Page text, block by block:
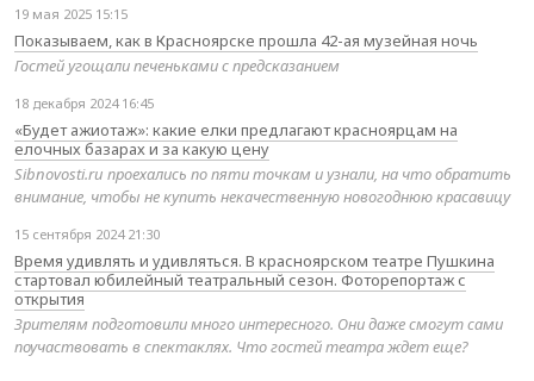
19 мая 2025 15:15
Показываем, как в Красноярске прошла 42-ая музейная ночь
Гостей угощали печеньками с предсказанием
18 декабря 2024 16:45
«Будет ажиотаж»: какие елки предлагают красноярцам на
елочных базарах и за какую цену
Sibnovosti.ru проехались по пяти точкам и узнали, на что обратить
внимание, чтобы не купить некачественную новогоднюю красавицу
15 сентября 2024 21:30
Время удивлять и удивляться. В красноярском театре Пушкина
стартовал юбилейный театральный сезон. Фоторепортаж с
открытия
Зрителям подготовили много интересного. Они даже смогут сами
поучаствовать в спектаклях. Что гостей театра ждет еще?